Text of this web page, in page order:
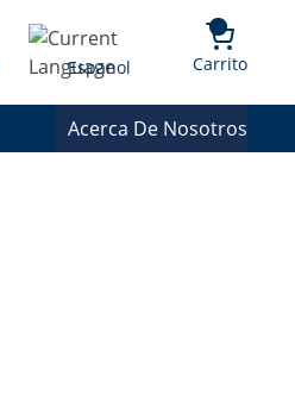
Language
Espanol Carrito{0}
Acerca De Nosotros